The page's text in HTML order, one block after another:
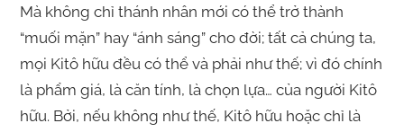
Mà không chỉ thánh nhân mới có thể trở thành
“muối mặn” hay “ánh sáng” cho đời; tất cả chúng ta,
mọi Kitô hữu đều có thể và phải như thế; vì đó chính
là phẩm giá, là căn tính, là chọn lựa… của người Kitô
hữu. Bởi, nếu không như thế, Kitô hữu hoặc chỉ là